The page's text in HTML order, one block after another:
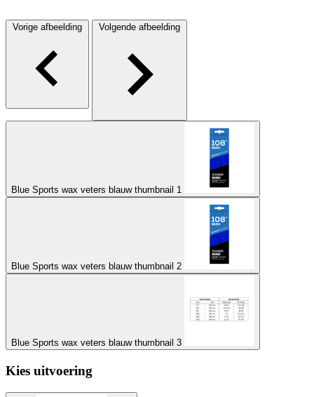
Vorige afbeelding Volgende afbeelding
Blue Sports wax veters blauw thumbnail 1
Blue Sports wax veters blauw thumbnail 2
Blue Sports wax veters blauw thumbnail 3
Kies uitvoering